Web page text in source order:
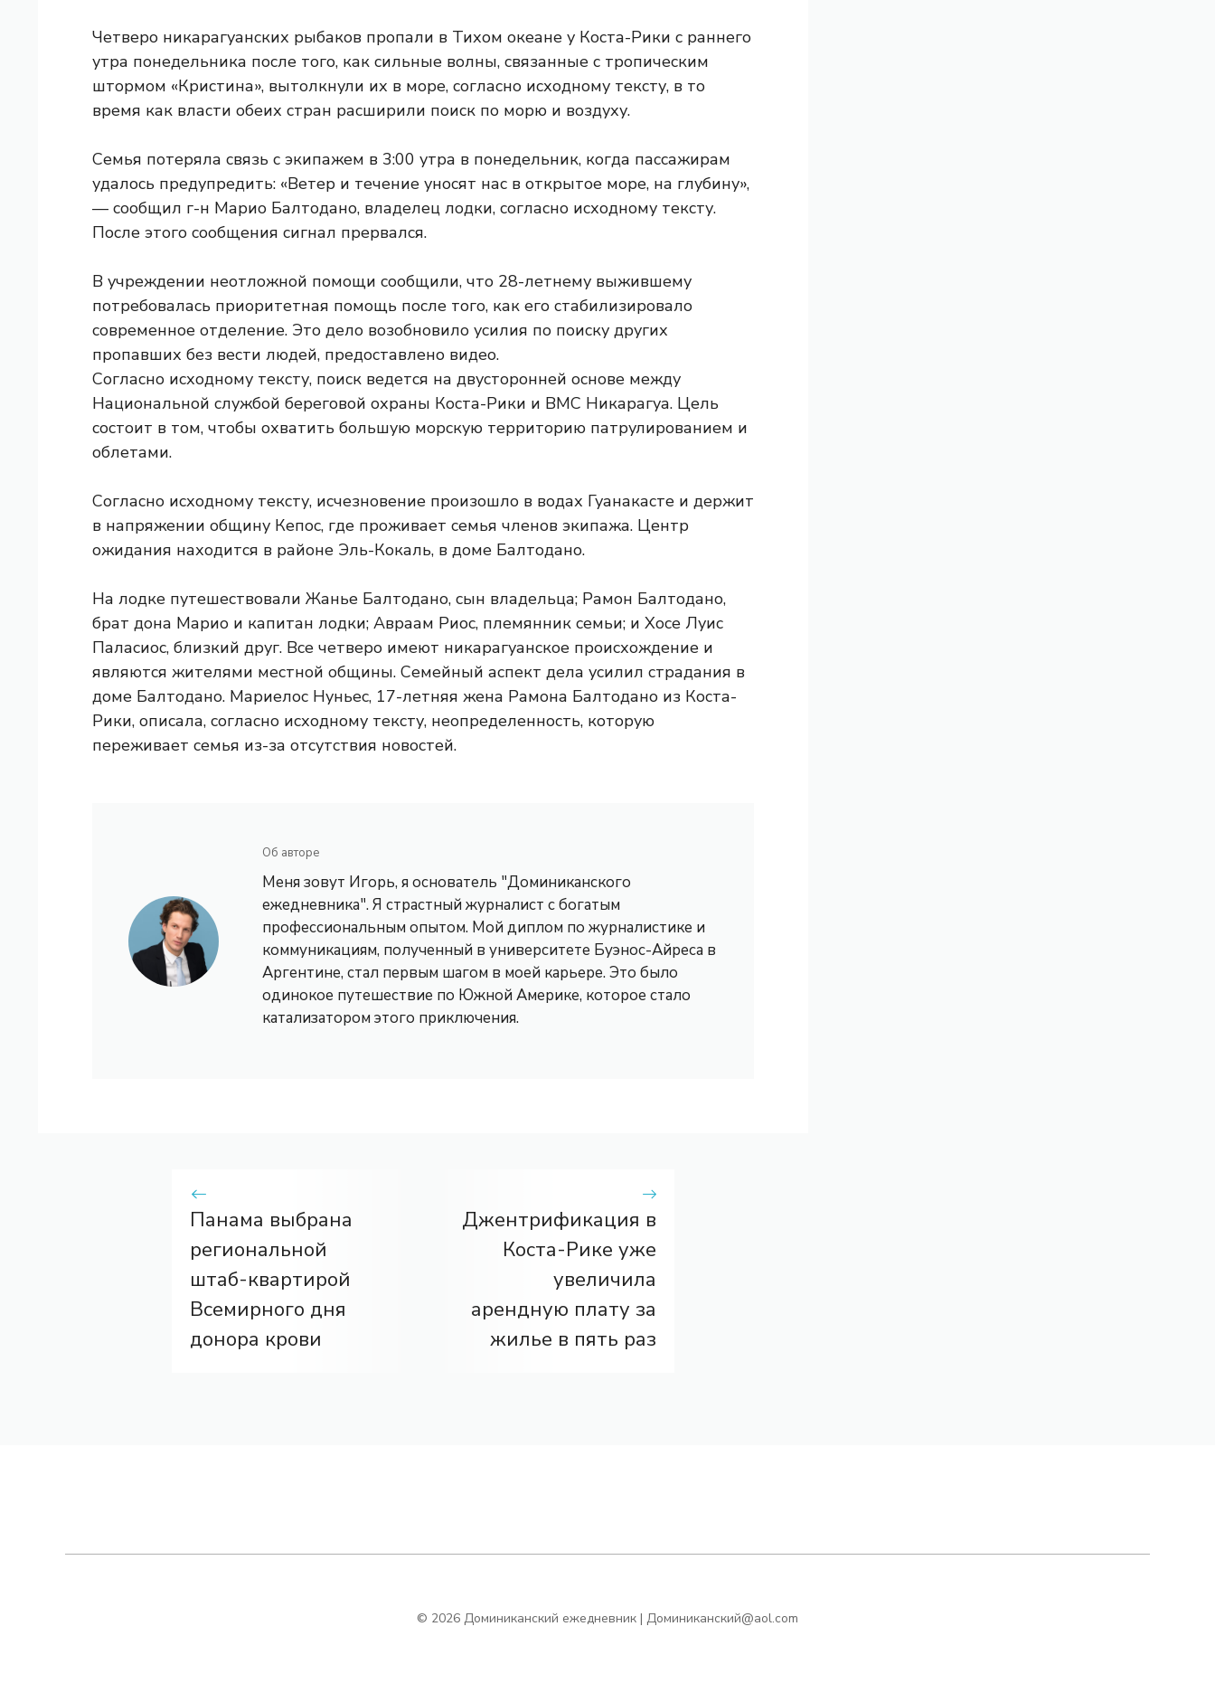
Четверо никарагуанских рыбаков пропали в Тихом океане у Коста-Рики с раннего
утра понедельника после того, как сильные волны, связанные с тропическим
штормом «Кристина», вытолкнули их в море, согласно исходному тексту, в то
время как власти обеих стран расширили поиск по морю и воздуху.
Семья потеряла связь с экипажем в 3:00 утра в понедельник, когда пассажирам
удалось предупредить: «Ветер и течение уносят нас в открытое море, на глубину»,
— сообщил г-н Марио Балтодано, владелец лодки, согласно исходному тексту.
После этого сообщения сигнал прервался.
В учреждении неотложной помощи сообщили, что 28-летнему выжившему
потребовалась приоритетная помощь после того, как его стабилизировало
современное отделение. Это дело возобновило усилия по поиску других
пропавших без вести людей, предоставлено видео.
Согласно исходному тексту, поиск ведется на двусторонней основе между
Национальной службой береговой охраны Коста-Рики и ВМС Никарагуа. Цель
состоит в том, чтобы охватить большую морскую территорию патрулированием и
облетами.
Согласно исходному тексту, исчезновение произошло в водах Гуанакасте и держит
в напряжении общину Кепос, где проживает семья членов экипажа. Центр
ожидания находится в районе Эль-Кокаль, в доме Балтодано.
На лодке путешествовали Жанье Балтодано, сын владельца; Рамон Балтодано,
брат дона Марио и капитан лодки; Авраам Риос, племянник семьи; и Хосе Луис
Паласиос, близкий друг. Все четверо имеют никарагуанское происхождение и
являются жителями местной общины. Семейный аспект дела усилил страдания в
доме Балтодано. Мариелос Нуньес, 17-летняя жена Рамона Балтодано из Коста-
Рики, описала, согласно исходному тексту, неопределенность, которую
переживает семья из-за отсутствия новостей.
Об авторе
Меня зовут Игорь, я основатель "Доминиканского
ежедневника". Я страстный журналист с богатым
профессиональным опытом. Мой диплом по журналистике и
коммуникациям, полученный в университете Буэнос-Айреса в
Аргентине, стал первым шагом в моей карьере. Это было
одинокое путешествие по Южной Америке, которое стало
катализатором этого приключения.
Панама выбрана
региональной
штаб-квартирой
Всемирного дня
донора крови
Джентрификация в
Коста-Рике уже
увеличила
арендную плату за
жилье в пять раз
© 2026 Доминиканский ежедневник | Доминиканский@aol.com